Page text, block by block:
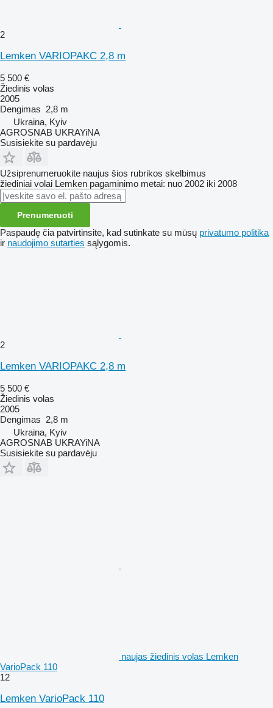
2
Lemken VARIOPAKC 2,8 m
5 500 €
Žiedinis volas
2005
Dengimas 2,8 m
Ukraina, Kyiv
AGROSNAB UKRAYiNA
Susisiekite su pardavėju
Užsiprenumeruokite naujus šios rubrikos skelbimus
žiediniai volai Lemken pagaminimo metai: nuo 2002 iki 2008
Prenumeruoti
Paspaudę čia patvirtinsite, kad sutinkate su mūsų privatumo politika
ir naudojimo sutarties sąlygomis.
2
Lemken VARIOPAKC 2,8 m
5 500 €
Žiedinis volas
2005
Dengimas 2,8 m
Ukraina, Kyiv
AGROSNAB UKRAYiNA
Susisiekite su pardavėju
naujas žiedinis volas Lemken
VarioPack 110
12
Lemken VarioPack 110